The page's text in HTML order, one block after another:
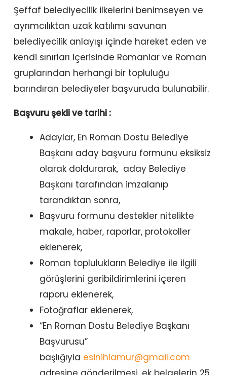
Şeffaf belediyecilik ilkelerini benimseyen ve
ayrımcılıktan uzak katılımı savunan
belediyecilik anlayışı içinde hareket eden ve
kendi sınırları içerisinde Romanlar ve Roman
gruplarından herhangi bir topluluğu
barındıran belediyeler başvuruda bulunabilir.
Başvuru şekli ve tarihi :
Adaylar, En Roman Dostu Belediye
Başkanı aday başvuru formunu eksiksiz
olarak doldurarak, aday Belediye
Başkanı tarafından imzalanıp
tarandıktan sonra,
Başvuru formunu destekler nitelikte
makale, haber, raporlar, protokoller
eklenerek,
Roman toplulukların Belediye ile ilgili
görüşlerini geribildirimlerini içeren
raporu eklenerek,
Fotoğraflar eklenerek,
“En Roman Dostu Belediye Başkanı
Başvurusu”
başlığıyla esinihlamur@gmail.com